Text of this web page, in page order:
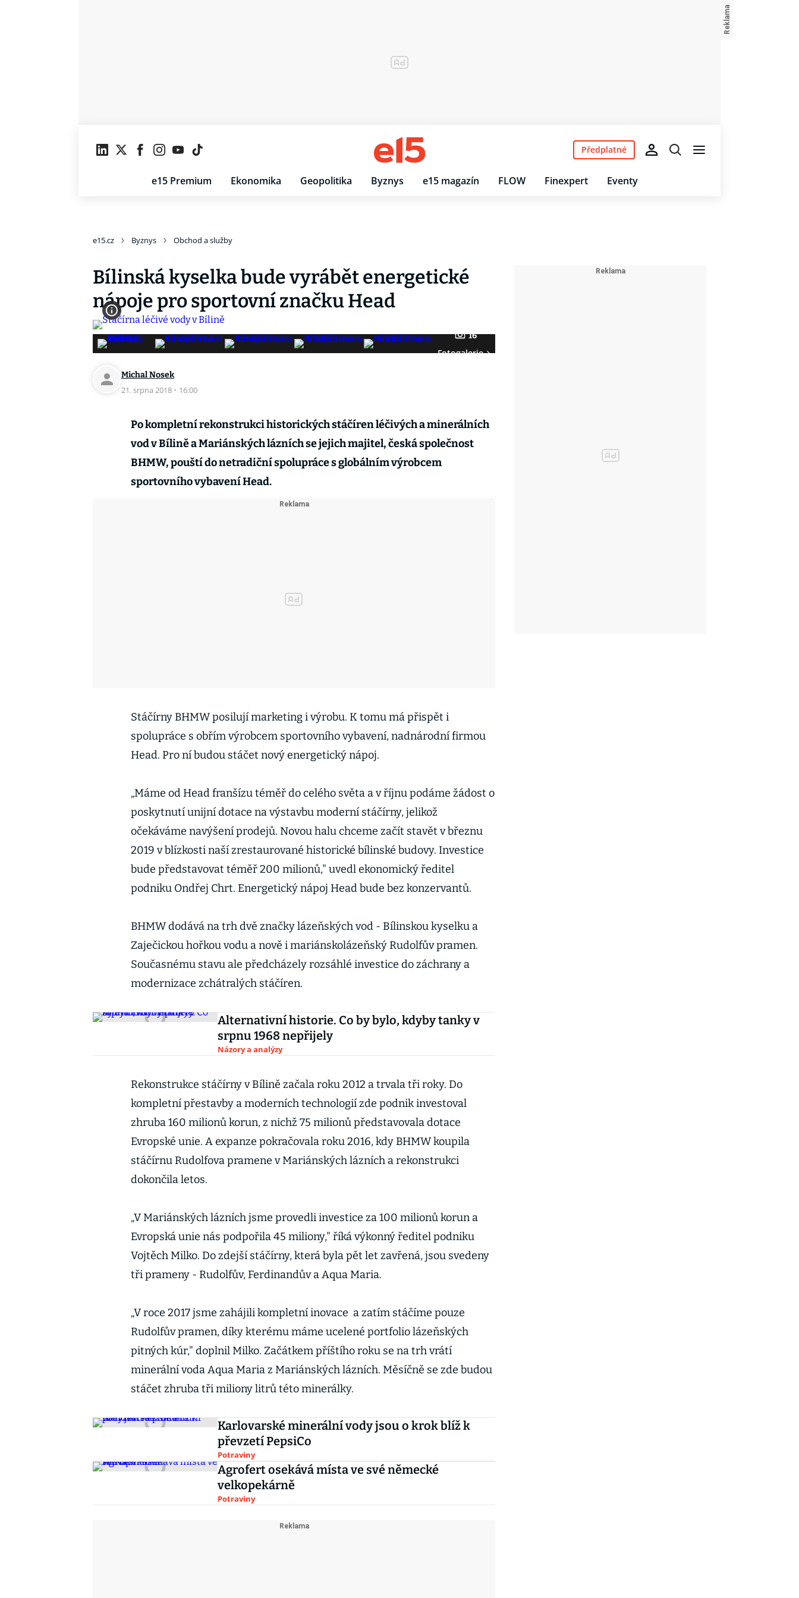
e15 Premium Ekonomika Geopolitika Byznys e15 magazín FLOW Finexpert Eventy
Předplatné
e15.cz Byznys Obchod a služby
Bílinská kyselka bude vyrábět energetické
nápoje pro sportovní značku Head
16
Fotogalerie
Michal Nosek
21. srpna 2018 · 16:00
Po kompletní rekonstrukci historických stáčíren léčivých a minerálních
vod v Bílině a Mariánských lázních se jejich majitel, česká společnost
BHMW, pouští do netradiční spolupráce s globálním výrobcem
sportovního vybavení Head.
Stáčírny BHMW posilují marketing i výrobu. K tomu má přispět i
spolupráce s obřím výrobcem sportovního vybavení, nadnárodní firmou
Head. Pro ní budou stáčet nový energetický nápoj.
„Máme od Head franšízu téměř do celého světa a v říjnu podáme žádost o
poskytnutí unijní dotace na výstavbu moderní stáčírny, jelikož
očekáváme navýšení prodejů. Novou halu chceme začít stavět v březnu
2019 v blízkosti naší zrestaurované historické bílinské budovy. Investice
bude představovat téměř 200 milionů," uvedl ekonomický ředitel
podniku Ondřej Chrt. Energetický nápoj Head bude bez konzervantů.
BHMW dodává na trh dvě značky lázeňských vod - Bílinskou kyselku a
Zaječickou hořkou vodu a nově i mariánskolázeňský Rudolfův pramen.
Současnému stavu ale předcházely rozsáhlé investice do záchrany a
modernizace zchátralých stáčíren.
Alternativní historie. Co by bylo, kdyby tanky v
srpnu 1968 nepřijely
Názory a analýzy
Rekonstrukce stáčírny v Bílině začala roku 2012 a trvala tři roky. Do
kompletní přestavby a moderních technologií zde podnik investoval
zhruba 160 milionů korun, z nichž 75 milionů představovala dotace
Evropské unie. A expanze pokračovala roku 2016, kdy BHMW koupila
stáčírnu Rudolfova pramene v Mariánských lázních a rekonstrukci
dokončila letos.
„V Mariánských lázních jsme provedli investice za 100 milionů korun a
Evropská unie nás podpořila 45 miliony," říká výkonný ředitel podniku
Vojtěch Milko. Do zdejší stáčírny, která byla pět let zavřená, jsou svedeny
tři prameny - Rudolfův, Ferdinandův a Aqua Maria.
„V roce 2017 jsme zahájili kompletní inovace a zatím stáčíme pouze
Rudolfův pramen, díky kterému máme ucelené portfolio lázeňských
pitných kúr," doplnil Milko. Začátkem příštího roku se na trh vrátí
minerální voda Aqua Maria z Mariánských lázních. Měsíčně se zde budou
stáčet zhruba tři miliony litrů této minerálky.
Karlovarské minerální vody jsou o krok blíž k
převzetí PepsiCo
Potraviny
Agrofert osekává místa ve své německé
velkopekárně
Potraviny